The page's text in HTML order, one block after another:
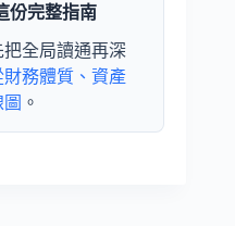
份完整指南
全局讀通再深
務體質、資產
。